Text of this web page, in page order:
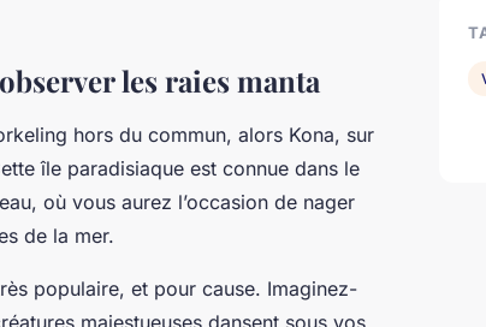
les raies manta
hors du commun, alors Kona, sur
île paradisiaque est connue dans le
où vous aurez l’occasion de nager
de la mer.
populaire, et pour cause. Imaginez-
majestueuses dansent sous vos